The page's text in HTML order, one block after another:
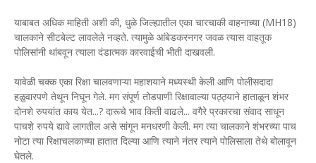
याबाबत अधिक माहिती अशी की, धुळे जिल्ह्यातील एका चारचाकी वाहनाच्या (MH18)
चालकाने सीटबेल्ट लावलेले नव्हते. त्यामुळे आंबेडकरनगर जवळ त्यास वाहतूक
पोलिसांनी थांबवून त्याला दंडात्मक कारवाईची भीती दाखवली.
यावेळी चक्क एका रिक्षा चालवणाऱ्या महाशयाने मध्यस्थी केली आणि पोलीसदादा
हळुवारपणे तेथून निघून गेले. मग संपूर्ण तोडपाणी रिक्षावाल्या पठ्ठ्याने हाताळून शंभर
दोनशे रुपयांत काय येत...? दारूचे भाव किती वाढले... वगैरे प्रकारचा संवाद साधून
पाचशे रुपये द्यावे लागतील असे सांगून मनधरणी केली. मग त्या चालकाने शंभरच्या पाच
नोटा त्या रिक्षाचलकाच्या हातात दिल्या आणि त्याने नंतर त्याने पोलिसाला तेथे बोलावून
घेतले.